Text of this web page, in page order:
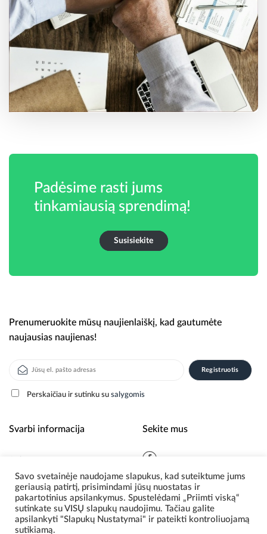
Padėsime rasti jums
tinkamiausią sprendimą!
Susisiekite
Prenumeruokite mūsų naujienlaiškį, kad gautumėte
naujausias naujienas!
Perskaičiau ir sutinku su salygomis
Svarbi informacija
Naujienos
Privatumo politika
Sekite mus
Savo svetainėje naudojame slapukus, kad suteiktume jums
geriausią patirtį, prisimindami jūsų nuostatas ir
pakartotinius apsilankymus. Spustelėdami „Priimti viską“
sutinkate su VISŲ slapukų naudojimu. Tačiau galite
apsilankyti "Slapukų Nustatymai" ir pateikti kontroliuojamą
sutikiamą.